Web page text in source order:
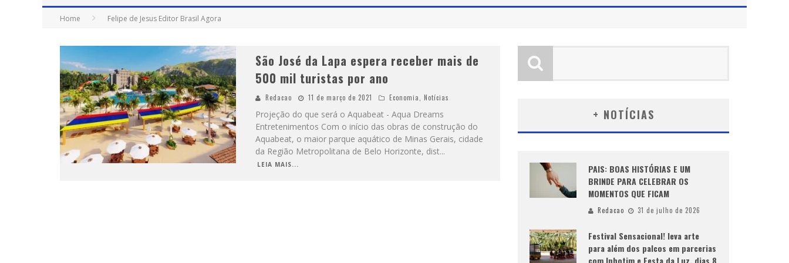
Home Felipe de Jesus Editor Brasil Agora
São José da Lapa espera receber mais de
500 mil turistas por ano
Redacao 11 de março de 2021 Economia Notícias
Projeção do que será o Aquabeat - Aqua Dreams
Entretenimentos Com o início das obras de construção do
Aquabeat, o maior parque aquático de Minas Gerais, cidade
da Região Metropolitana de Belo Horizonte, dist...
LEIA MAIS...
+ NOTÍCIAS
PAIS: BOAS HISTÓRIAS E UM
BRINDE PARA CELEBRAR OS
MOMENTOS QUE FICAM
Redacao 31 de julho de 2026
Festival Sensacional! leva arte
para além dos palcos em parcerias
com Inhotim e Festa da Luz, dias 8